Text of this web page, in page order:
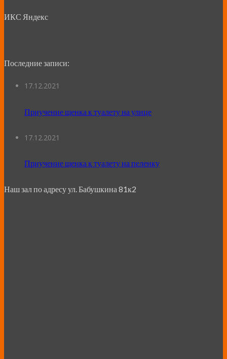
ИКС Яндекс
Последние записи:
17.12.2021
Приучение щенка к туалету на улице
17.12.2021
Приучение щенка к туалету на пеленку
Наш зал по адресу ул. Бабушкина 81к2